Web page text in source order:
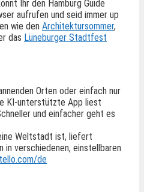
Ihr den Hamburg Guide
aufrufen und seid immer up
wie den Architektursommer,
das Lüneburger Stadtfest
Orten oder einfach nur
KI-unterstützte App liest
und einfacher geht es
Weltstadt ist, liefert
in verschiedenen, einstellbaren
de